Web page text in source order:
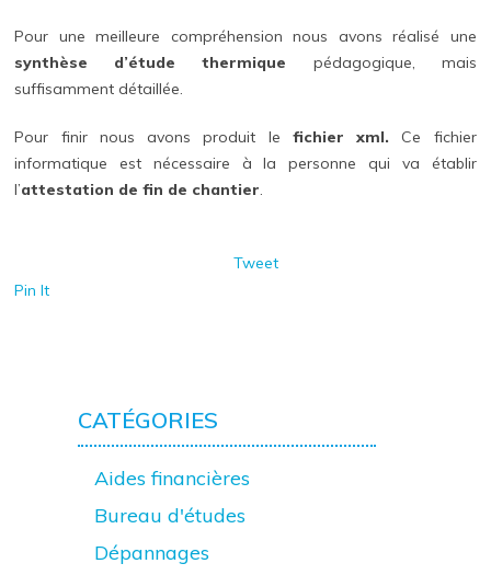
Pour une meilleure compréhension nous avons réalisé une
synthèse d’étude thermique pédagogique, mais
suffisamment détaillée.
Pour finir nous avons produit le fichier xml. Ce fichier
informatique est nécessaire à la personne qui va établir
l’attestation de fin de chantier.
Tweet
Pin It
CATÉGORIES
Aides financières
Bureau d'études
Dépannages